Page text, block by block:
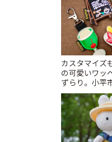
カスタマイズ
の可愛いワッ
ずらり。小平
T&K」 | こと